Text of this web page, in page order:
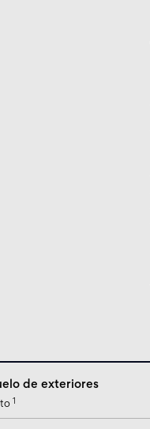
de exteriores
1